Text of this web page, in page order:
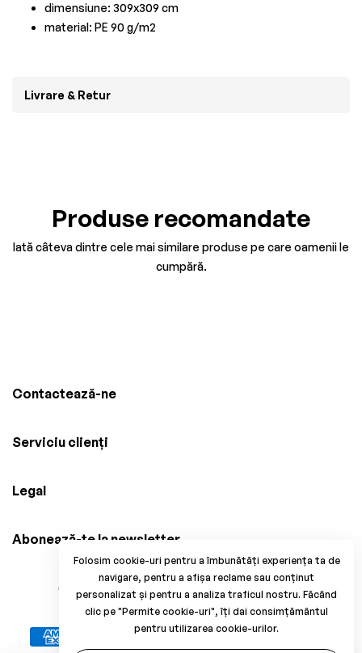
dimensiune: 309x309 cm
material: PE 90 g/m2
Livrare & Retur
Produse recomandate
Iată câteva dintre cele mai similare produse pe care oamenii le
cumpără.
Contactează-ne
Serviciu clienți
Legal
Abonează-te la newsletter
© 2025 Brico Mania, CUI: 38034914, Reg. Com.
J33/1371/2017. All Rights Reserved.
Folosim cookie-uri pentru a îmbunătăți experiența ta de
navigare, pentru a afișa reclame sau conținut
personalizat și pentru a analiza traficul nostru. Făcând
clic pe "Permite cookie-uri", îți dai consimțământul
pentru utilizarea cookie-urilor.